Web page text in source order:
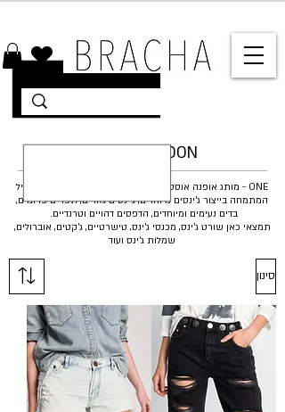
ONETEASPOON
ONE - מותג אופנה אוסטרלי - מותג ג'ינסים רוקיסטי ומלא סטייל
המתמחה בייצור ג'ינסים מיוחדים, ג'ינסים גזורים, תפרים פרומים,
בדים נעימים ומיוחדים, הדפסים דהויים וטרנדיים.
תמצאי כאן שורט ג'ינס, מכנסי ג'ינס, טישרטיים, ג'קטים, אוברולים,
שמלות ג'ינס ועוד
סינון